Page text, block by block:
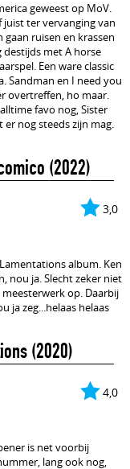
geweest op MoV.
juist ter vervanging van
ruisen en krassen
destijds met A horse
Een ware classic
Sandman en I need you
overtreffen, ho maar.
favo nog, Sister
nog steeds zijn mag.
(2022)
3,0
album. Ken
nou ja. Slecht zeker niet
op. Daarbij
ja zeg...helaas helaas
(2020)
4,0
is net voorbij
lang ook nog,